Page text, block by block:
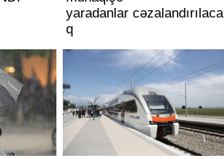
yaradanlar cəzalandırılaca
q